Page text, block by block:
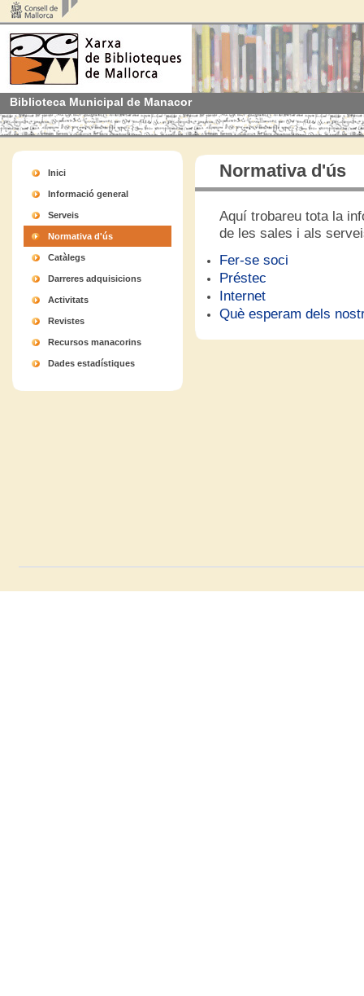
Biblioteca Municipal de Manacor
Inici
Informació general
Serveis
Normativa d'ús
Catàlegs
Darreres adquisicions
Activitats
Revistes
Recursos manacorins
Dades estadístiques
Normativa d'ús
Aquí trobareu tota la
de les sales i als
Fer-se soci
Préstec
Internet
Què esperam dels